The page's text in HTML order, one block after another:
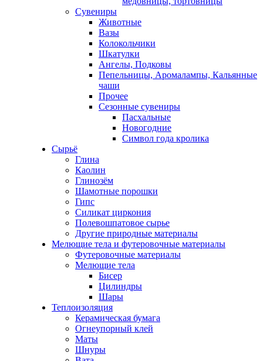
Сувениры
Животные
Вазы
Колокольчики
Шкатулки
Ангелы, Подковы
Пепельницы, Аромалампы, Кальянные
чаши
Прочее
Сезонные сувениры
Пасхальные
Новогодние
Символ года кролика
Сырьё
Глина
Каолин
Глинозём
Шамотные порошки
Гипс
Силикат циркония
Полевошпатовое сырье
Другие природные материалы
Мелющие тела и футеровочные материалы
Футеровочные материалы
Мелющие тела
Бисер
Цилиндры
Шары
Теплоизоляция
Керамическая бумага
Огнеупорный клей
Маты
Шнуры